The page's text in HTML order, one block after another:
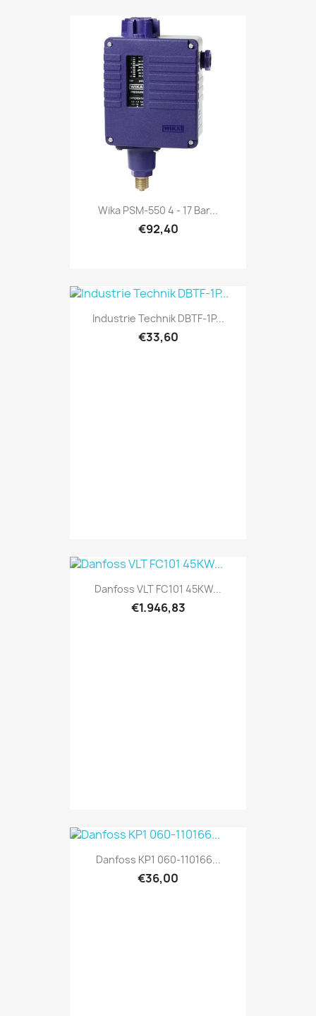
Wika PSM-550 4 - 17 Bar...
€92,40
Industrie Technik DBTF-1P...
€33,60
Danfoss VLT FC101 45KW...
€1.946,83
Danfoss KP1 060-110166...
€36,00